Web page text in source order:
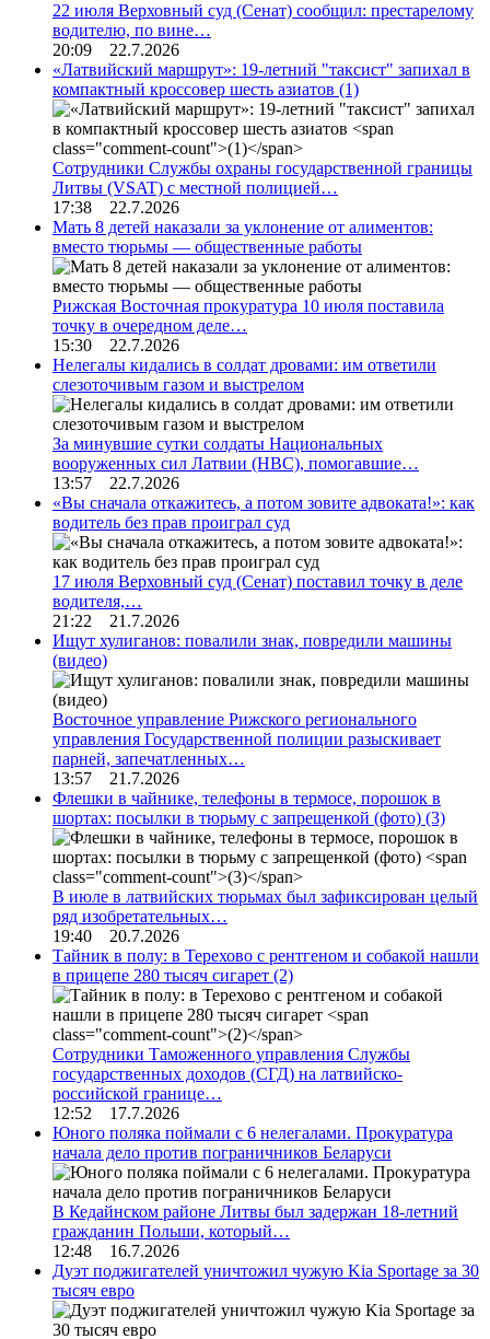
22 июля Верховный суд (Сенат) сообщил: престарелому
водителю, по вине…
20:09 22.7.2026
«Латвийский маршрут»: 19-летний "таксист" запихал в
компактный кроссовер шесть азиатов (1)
Сотрудники Службы охраны государственной границы
Литвы (VSAT) с местной полицией…
17:38 22.7.2026
Мать 8 детей наказали за уклонение от алиментов:
вместо тюрьмы — общественные работы
Рижская Восточная прокуратура 10 июля поставила
точку в очередном деле…
15:30 22.7.2026
Нелегалы кидались в солдат дровами: им ответили
слезоточивым газом и выстрелом
За минувшие сутки солдаты Национальных
вооруженных сил Латвии (НВС), помогавшие…
13:57 22.7.2026
«Вы сначала откажитесь, а потом зовите адвоката!»: как
водитель без прав проиграл суд
17 июля Верховный суд (Сенат) поставил точку в деле
водителя,…
21:22 21.7.2026
Ищут хулиганов: повалили знак, повредили машины
(видео)
Восточное управление Рижского регионального
управления Государственной полиции разыскивает
парней, запечатленных…
13:57 21.7.2026
Флешки в чайнике, телефоны в термосе, порошок в
шортах: посылки в тюрьму с запрещенкой (фото) (3)
В июле в латвийских тюрьмах был зафиксирован целый
ряд изобретательных…
19:40 20.7.2026
Тайник в полу: в Терехово с рентгеном и собакой нашли
в прицепе 280 тысяч сигарет (2)
Сотрудники Таможенного управления Службы
государственных доходов (СГД) на латвийско-
российской границе…
12:52 17.7.2026
Юного поляка поймали с 6 нелегалами. Прокуратура
начала дело против пограничников Беларуси
В Кедайнском районе Литвы был задержан 18-летний
гражданин Польши, который…
12:48 16.7.2026
Дуэт поджигателей уничтожил чужую Kia Sportage за 30
тысяч евро